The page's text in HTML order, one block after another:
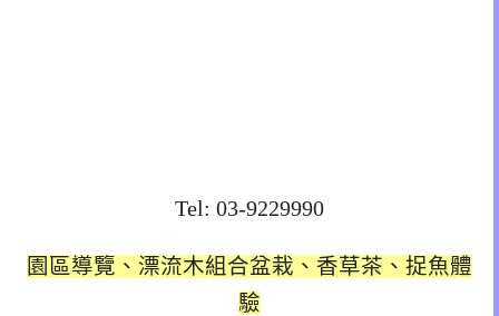
Tel: 03-9229990
園區導覽、漂流木組合盆栽、香草茶、捉魚體
驗